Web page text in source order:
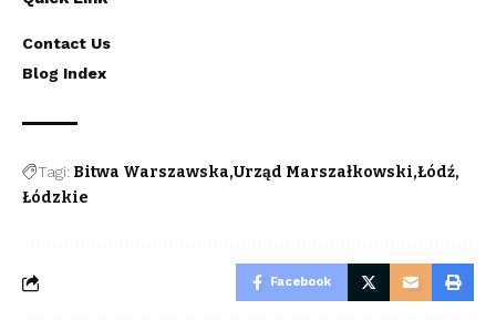
Contact Us
Blog Index
Tagi: Bitwa Warszawska Urząd Marszałkowski Łódź
Łódzkie
Facebook